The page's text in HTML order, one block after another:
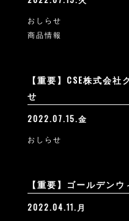
おしらせ
商品情報
【重要】CSE株式会
せ
2022.07.15.金
おしらせ
【重要】ゴールデン
2022.04.11.月